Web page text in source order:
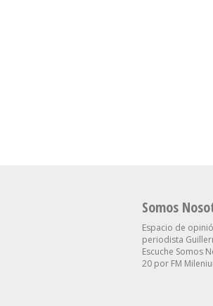
Somos
Espacio de
periodista
Escuche Somos
20 por FM